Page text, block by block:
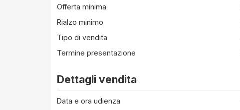
Offerta minima
Rialzo minimo
Tipo di vendita
Termine presentazione
Dettagli vendita
Data e ora udienza